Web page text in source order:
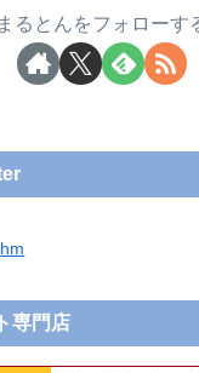
まるとんをフォローす
専門店